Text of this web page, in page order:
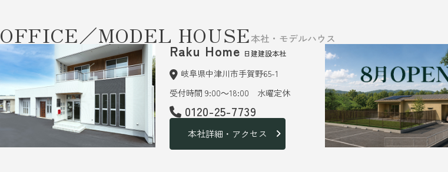
OFFICE／MODEL HOUSE本社・モデルハウス
Raku Home 日建建設本社
岐阜県中津川市手賀野65-1
受付時間 9:00～18:00 水曜定休
0120-25-7739
本社詳細・アクセス